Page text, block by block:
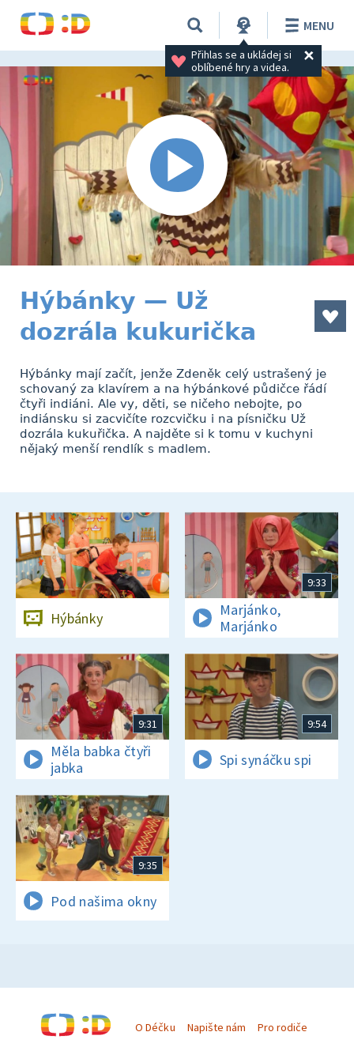
Přihlas se a ukládej si
oblíbené hry a videa.
MENU
Hýbánky — Už
dozrála kukurička
Hýbánky mají začít, jenže Zdeněk celý ustrašený je
schovaný za klavírem a na hýbánkové půdičce řádí
čtyři indiáni. Ale vy, děti, se ničeho nebojte, po
indiánsku si zacvičíte rozcvičku i na písničku Už
dozrála kukuřička. A najděte si k tomu v kuchyni
nějaký menší rendlík s madlem.
Hýbánky
9:33
Marjánko,
Marjánko
9:31
Měla babka čtyři
jabka
9:54
Spi synáčku spi
9:35
Pod našima okny
O Déčku Napište nám Pro rodiče